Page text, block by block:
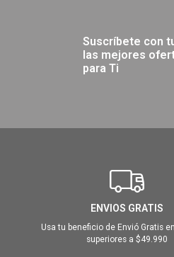
Suscríbete con
las mejores
para Ti
ENVIOS GRATIS
Usa tu beneficio de Envió Gratis
superiores a $49.990